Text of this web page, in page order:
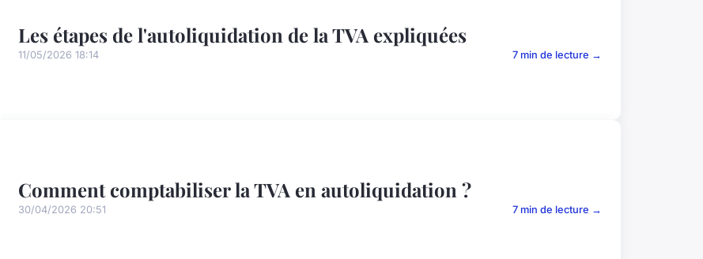
Les étapes de l'autoliquidation de la TVA expliquées
11/05/2026 18:14 7 min de lecture →
Comment comptabiliser la TVA en autoliquidation ?
30/04/2026 20:51 7 min de lecture →